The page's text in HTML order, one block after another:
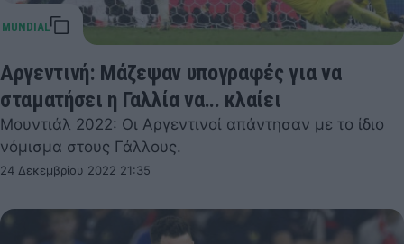
Αργεντινή: Μάζεψαν υπογραφές για να
σταματήσει η Γαλλία να... κλαίει
Μουντιάλ 2022: Οι Αργεντινοί απάντησαν με το ίδιο
νόμισμα στους Γάλλους.
24 Δεκεμβρίου 2022 21:35